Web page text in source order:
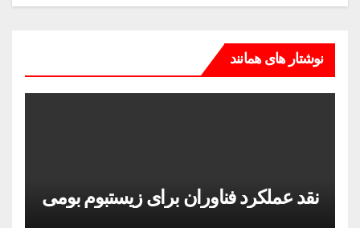
نوشتار های همانند
نقد عملکرد فناوران برای زیستبوم بومی